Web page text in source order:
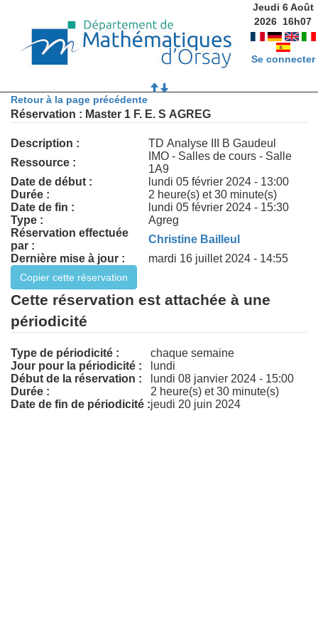
Jeudi 6 Août
2026 16h07
Se connecter
Retour à la page précédente
Réservation : Master 1 F. E. S AGREG
Description :
TD Analyse III B Gaudeul
Ressource :
IMO - Salles de cours - Salle
1A9
Date de début :
lundi 05 février 2024 - 13:00
Durée :
2 heure(s) et 30 minute(s)
Date de fin :
lundi 05 février 2024 - 15:30
Type :
Agreg
Réservation effectuée
par :
Christine Bailleul
Dernière mise à jour :
mardi 16 juillet 2024 - 14:55
Cette réservation est attachée à une
périodicité
Type de périodicité :
chaque semaine
Jour pour la périodicité :
lundi
Début de la réservation :
lundi 08 janvier 2024 - 15:00
Durée :
2 heure(s) et 30 minute(s)
Date de fin de périodicité :jeudi 20 juin 2024